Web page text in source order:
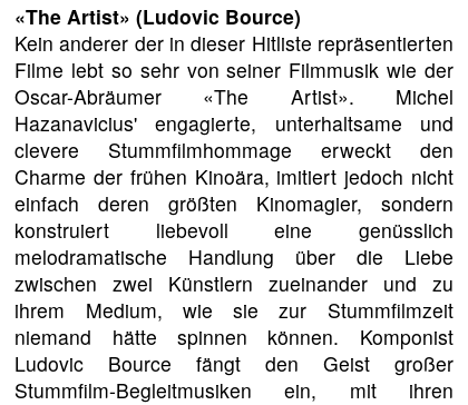
«The Artist» (Ludovic Bource)
Kein anderer der in dieser Hitliste repräsentierten
Filme lebt so sehr von seiner Filmmusik wie der
Oscar-Abräumer «The Artist». Michel
Hazanavicius' engagierte, unterhaltsame und
clevere Stummfilmhommage erweckt den
Charme der frühen Kinoära, imitiert jedoch nicht
einfach deren größten Kinomagier, sondern
konstruiert liebevoll eine genüsslich
melodramatische Handlung über die Liebe
zwischen zwei Künstlern zueinander und zu
ihrem Medium, wie sie zur Stummfilmzeit
niemand hätte spinnen können. Komponist
Ludovic Bource fängt den Geist großer
Stummfilm-Begleitmusiken ein, mit ihren